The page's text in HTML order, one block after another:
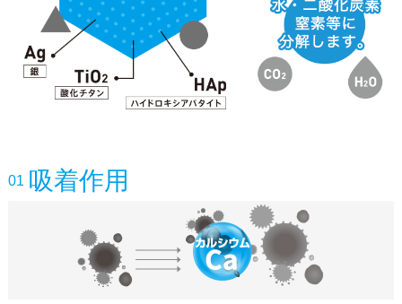
01 吸着作用